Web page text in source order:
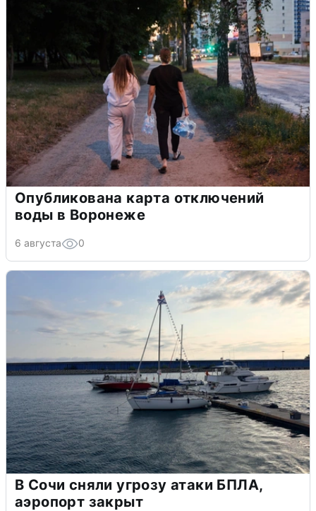
Опубликована карта отключений
воды в Воронеже
6 августа 0
В Сочи сняли угрозу атаки БПЛА,
аэропорт закрыт